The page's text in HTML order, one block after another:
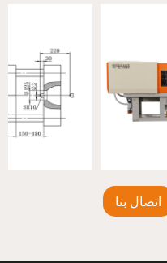
اتصال بنا